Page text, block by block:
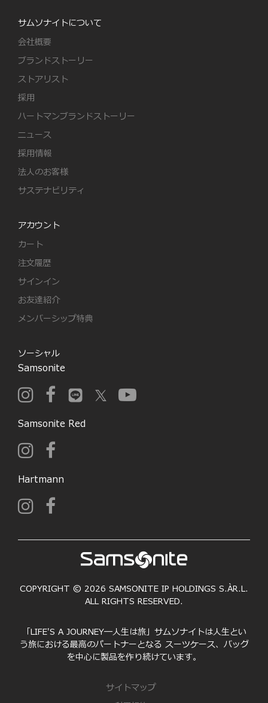
サムソナイトについて
会社概要
ブランドストーリー
ストアリスト
採用
ハートマンブランドストーリー
ニュース
採用情報
法人のお客様
サステナビリティ
アカウント
カート
注文履歴
サインイン
お友達紹介
メンバーシップ特典
ソーシャル
Samsonite
Samsonite Red
Hartmann
COPYRIGHT © 2026 SAMSONITE IP HOLDINGS S.ÀR.L.
ALL RIGHTS RESERVED.
「LIFE'S A JOURNEY―人生は旅」サムソナイトは人生とい
う旅における最高のパートナーとなる スーツケース、バッグ
を中心に製品を作り続けています。
サイトマップ